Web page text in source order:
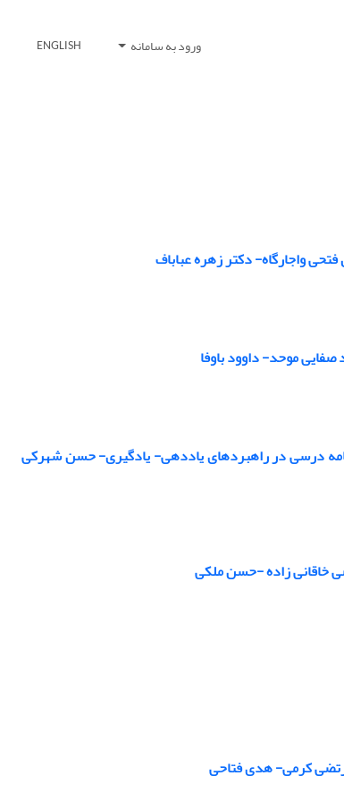
ورود به سامانه ENGLISH
واجارگاه- دکتر زهره عباباف
موحد- داوود باوفا
درسی در راهبردهای یاددهی- یادگیری- حسن شهرکی
خاقانی زاده -حسن ملکی
کرمی- هدی فتاحی